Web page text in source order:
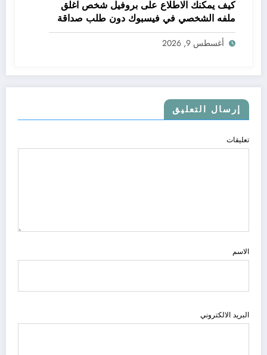
كيف يمكنك الاطلاع على بروفيل شخص اغلق
ملفه الشخصي في فيسبوك دون طلب صداقة
.. الاطلاع على محتوى صفحة شخص اغلق ملفه
الشخصي في فيسبوك دون طلب صداقة
أغسطس 9, 2026
إرسال التعليق
تعليقات
الاسم
البريد الالكتروني